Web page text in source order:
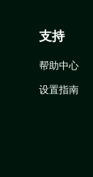
支持
帮助中心
设置指南